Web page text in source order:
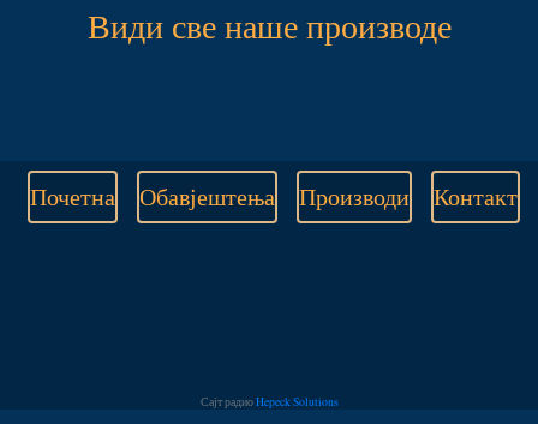
Види све наше производе
Почетна Обавјештења Производи Контакт
Сајт радиоHepeck Solutions